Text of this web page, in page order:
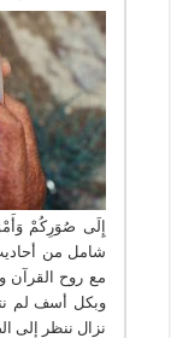
إِلَى صُوَرِكُمْ
شامل من
مع روح القرآن
وبكل أسف لم
نزال ننظر إلى